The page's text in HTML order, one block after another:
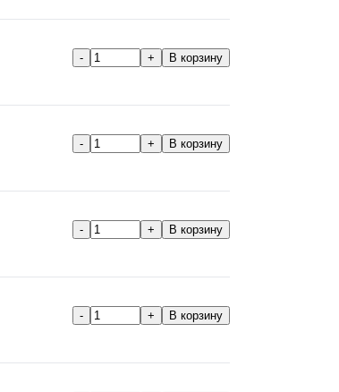
- + В корзину
- + В корзину
- + В корзину
- + В корзину